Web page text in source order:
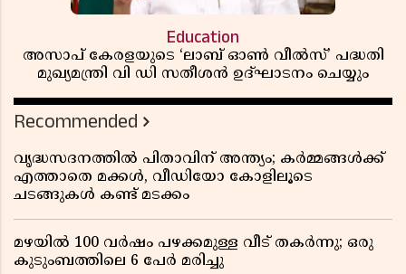
Education
അസാപ് കേരളയുടെ ‘ലാബ് ഓൺ വീൽസ്’ പദ്ധതി
മുഖ്യമന്ത്രി വി ഡി സതീശൻ ഉദ്ഘാടനം ചെയ്യും
Recommended
വൃദ്ധസദനത്തിൽ പിതാവിന് അന്ത്യം; കർമ്മങ്ങൾക്ക്
എത്താതെ മക്കൾ, വീഡിയോ കോളിലൂടെ
ചടങ്ങുകൾ കണ്ട് മടക്കം
മഴയിൽ 100 വർഷം പഴക്കമുള്ള വീട് തകർന്നു; ഒരു
കുടുംബത്തിലെ 6 പേർ മരിച്ചു